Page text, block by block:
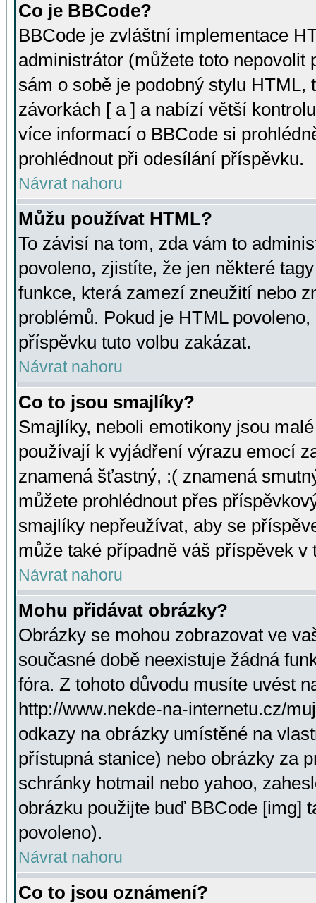
Co je BBCode?
BBCode je zvláštní implementace
administrátor (můžete toto
sám o sobě je podobný stylu HTML,
závorkách [ a ] a nabízí větší
více informací o BBCode si
prohlédnout při odesílání příspěvku.
Návrat nahoru
Můžu používat HTML?
To závisí na tom, zda vám to
povoleno, zjistíte, že jen některé
funkce, která zamezí zneužití nebo
problémů. Pokud je HTML
příspěvku tuto volbu zakázat.
Návrat nahoru
Co to jsou smajlíky?
Smajlíky, neboli emotikony jsou
používají k vyjádření výrazu emocí
znamená šťastný, :( znamená
můžete prohlédnout přes
smajlíky nepřeužívat, aby se
může také případně váš příspěvek v
Návrat nahoru
Mohu přidávat obrázky?
Obrázky se mohou zobrazovat ve
současné době neexistuje žádná
fóra. Z tohoto důvodu musíte uvést
http://www.nekde-na-internetu.cz/
odkazy na obrázky umístěné na
přístupná stanice) nebo obrázky za
schránky hotmail nebo yahoo,
obrázku použijte buď BBCode [img]
povoleno).
Návrat nahoru
Co to jsou oznámení?